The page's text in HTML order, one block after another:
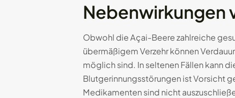
Nebenwirkungen
Obwohl die Açai-Beere zahlreiche
übermäßigem Verzehr können
möglich sind. In seltenen Fällen kann
Blutgerinnungsstörungen ist Vorsicht
Medikamenten sind nicht